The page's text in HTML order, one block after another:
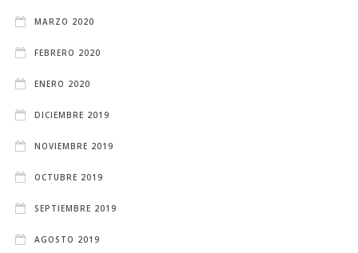
MARZO 2020
FEBRERO 2020
ENERO 2020
DICIEMBRE 2019
NOVIEMBRE 2019
OCTUBRE 2019
SEPTIEMBRE 2019
AGOSTO 2019